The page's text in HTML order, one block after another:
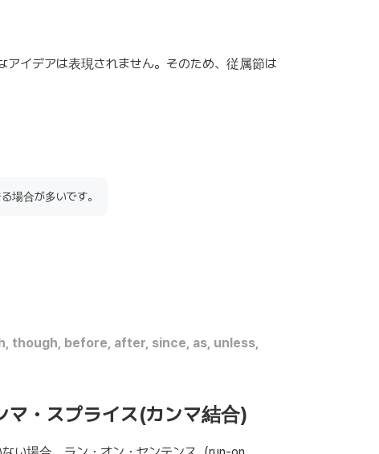
イデアは表現されません。そのため、従属節は
場合が多いです。
though, before, after, since, as, unless,
・スプライス(カンマ結合)